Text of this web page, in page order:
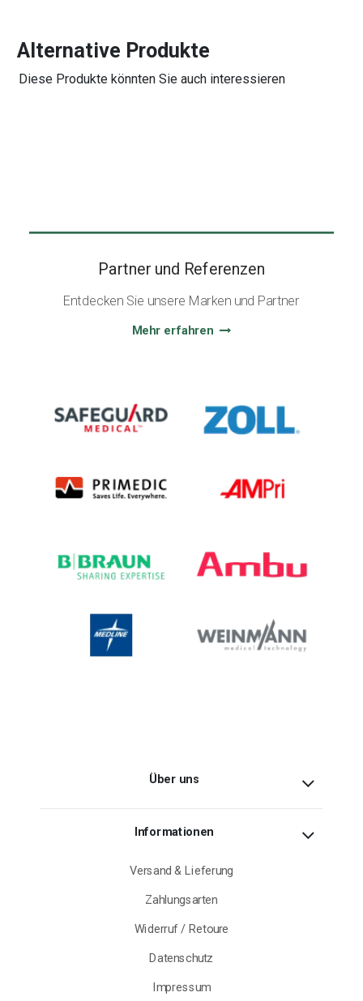
Alternative Produkte
Diese Produkte könnten Sie auch interessieren
Partner und Referenzen
Entdecken Sie unsere Marken und Partner
Mehr erfahren
Über uns
Informationen
Versand & Lieferung
Zahlungsarten
Widerruf / Retoure
Datenschutz
Impressum